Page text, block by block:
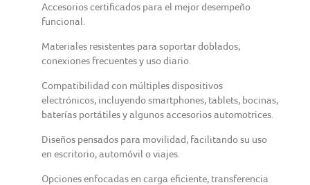
Accesorios certificados para el mejor desempeño
funcional.
Materiales resistentes para soportar doblados,
conexiones frecuentes y uso diario.
Compatibilidad con múltiples dispositivos
electrónicos, incluyendo smartphones, tablets, bocinas,
baterías portátiles y algunos accesorios automotrices.
Diseños pensados para movilidad, facilitando su uso
en escritorio, automóvil o viajes.
Opciones enfocadas en carga eficiente, transferencia